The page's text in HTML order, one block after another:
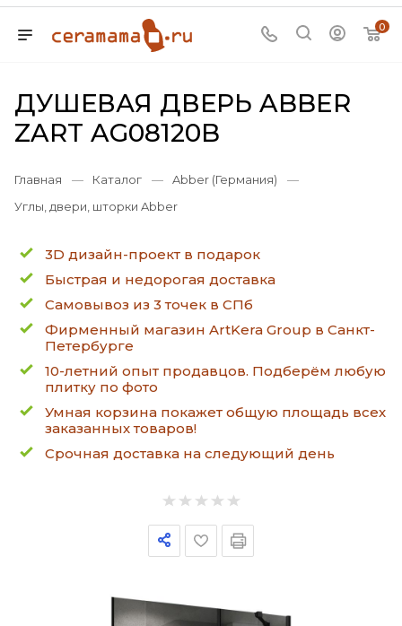
0
ДУШЕВАЯ ДВЕРЬ ABBER
ZART AG08120B
Главная — Каталог — Abber (Германия)
—
Углы, двери, шторки Abber
3D дизайн-проект в подарок
Быстрая и недорогая доставка
Самовывоз из 3 точек в СПб
Фирменный магазин ArtKera Group в Санкт-
Петербурге
10-летний опыт продавцов. Подберём любую
плитку по фото
Умная корзина покажет общую площадь всех
заказанных товаров!
Срочная доставка на следующий день